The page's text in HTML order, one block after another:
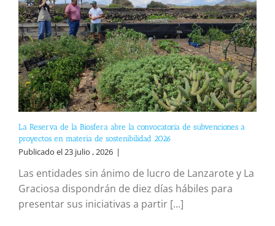
La Reserva de la Biosfera abre la convocatoria de subvenciones a
proyectos en materia de sostenibilidad 2026
Publicado el 23 julio , 2026 |
Las entidades sin ánimo de lucro de Lanzarote y La
Graciosa dispondrán de diez días hábiles para
presentar sus iniciativas a partir [...]